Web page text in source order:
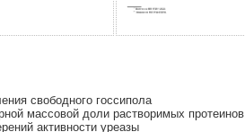
свободного госсипола
массовой доли растворимых протеинов
активности уреазы